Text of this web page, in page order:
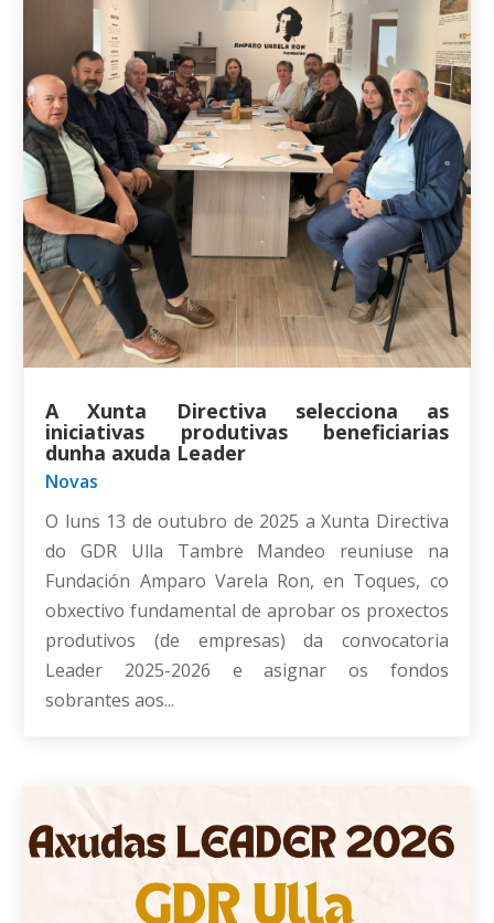
A Xunta Directiva selecciona as
iniciativas produtivas beneficiarias
dunha axuda Leader
Novas
O luns 13 de outubro de 2025 a Xunta Directiva
do GDR Ulla Tambre Mandeo reuniuse na
Fundación Amparo Varela Ron, en Toques, co
obxectivo fundamental de aprobar os proxectos
produtivos (de empresas) da convocatoria
Leader 2025-2026 e asignar os fondos
sobrantes aos...